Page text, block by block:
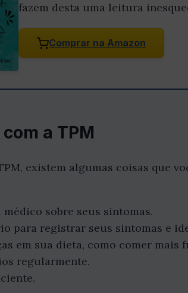
fazem desta uma leitura
Comprar na Amazon
a TPM
existem algumas coisas que
médico sobre seus sintomas.
para registrar seus sintomas e
em sua dieta, como comer mais
regularmente.